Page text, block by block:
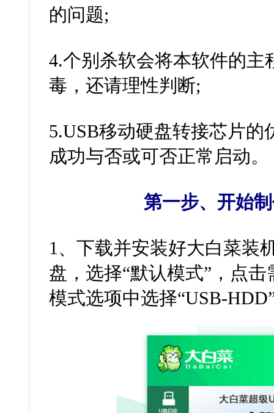
的问题;
4.个别杀软会将本软件的主
毒，还请理性判断;
5.USB移动硬盘转接芯片
成功与否或可否正常启动。
第一步、开始
1、下载并安装好大白菜装
盘，选择“默认模式”，点
模式选项中选择“USB-